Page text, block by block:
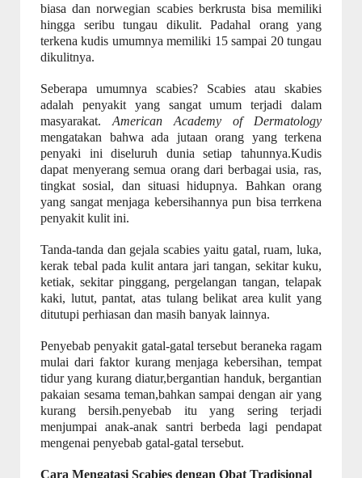
biasa dan norwegian scabies berkrusta bisa memiliki
hingga seribu tungau dikulit. Padahal orang yang
terkena kudis umumnya memiliki 15 sampai 20 tungau
dikulitnya.
Seberapa umumnya scabies? Scabies atau skabies
adalah penyakit yang sangat umum terjadi dalam
masyarakat. American Academy of Dermatology
mengatakan bahwa ada jutaan orang yang terkena
penyaki ini diseluruh dunia setiap tahunnya.Kudis
dapat menyerang semua orang dari berbagai usia, ras,
tingkat sosial, dan situasi hidupnya. Bahkan orang
yang sangat menjaga kebersihannya pun bisa terrkena
penyakit kulit ini.
Tanda-tanda dan gejala scabies yaitu gatal, ruam, luka,
kerak tebal pada kulit antara jari tangan, sekitar kuku,
ketiak, sekitar pinggang, pergelangan tangan, telapak
kaki, lutut, pantat, atas tulang belikat area kulit yang
ditutupi perhiasan dan masih banyak lainnya.
Penyebab penyakit gatal-gatal tersebut beraneka ragam
mulai dari faktor kurang menjaga kebersihan, tempat
tidur yang kurang diatur,bergantian handuk, bergantian
pakaian sesama teman,bahkan sampai dengan air yang
kurang bersih.penyebab itu yang sering terjadi
menjumpai anak-anak santri berbeda lagi pendapat
mengenai penyebab gatal-gatal tersebut.
Cara Mengatasi Scabies dengan Obat Tradisional